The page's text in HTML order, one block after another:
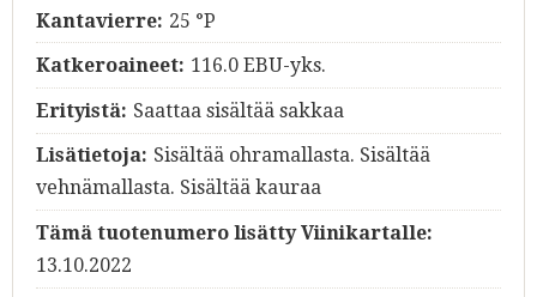
Kantavierre: 25 °P
Katkeroaineet: 116.0 EBU-yks.
Erityistä: Saattaa sisältää sakkaa
Lisätietoja: Sisältää ohramallasta. Sisältää
vehnämallasta. Sisältää kauraa
Tämä tuotenumero lisätty Viinikartalle:
13.10.2022